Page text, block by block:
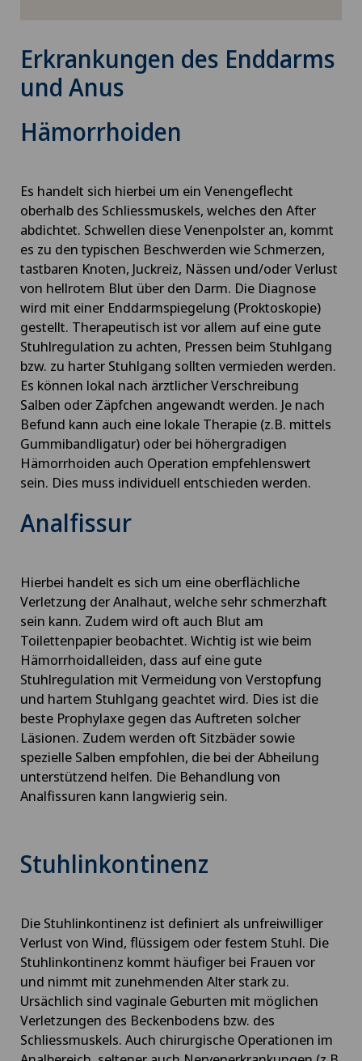
Erkrankungen des Enddarms
und Anus
Hämorrhoiden
Es handelt sich hierbei um ein Venengeflecht
oberhalb des Schliessmuskels, welches den After
abdichtet. Schwellen diese Venenpolster an, kommt
es zu den typischen Beschwerden wie Schmerzen,
tastbaren Knoten, Juckreiz, Nässen und/oder Verlust
von hellrotem Blut über den Darm. Die Diagnose
wird mit einer Enddarmspiegelung (Proktoskopie)
gestellt. Therapeutisch ist vor allem auf eine gute
Stuhlregulation zu achten, Pressen beim Stuhlgang
bzw. zu harter Stuhlgang sollten vermieden werden.
Es können lokal nach ärztlicher Verschreibung
Salben oder Zäpfchen angewandt werden. Je nach
Befund kann auch eine lokale Therapie (z.B. mittels
Gummibandligatur) oder bei höhergradigen
Hämorrhoiden auch Operation empfehlenswert
sein. Dies muss individuell entschieden werden.
Analfissur
Hierbei handelt es sich um eine oberflächliche
Verletzung der Analhaut, welche sehr schmerzhaft
sein kann. Zudem wird oft auch Blut am
Toilettenpapier beobachtet. Wichtig ist wie beim
Hämorrhoidalleiden, dass auf eine gute
Stuhlregulation mit Vermeidung von Verstopfung
und hartem Stuhlgang geachtet wird. Dies ist die
beste Prophylaxe gegen das Auftreten solcher
Läsionen. Zudem werden oft Sitzbäder sowie
spezielle Salben empfohlen, die bei der Abheilung
unterstützend helfen. Die Behandlung von
Analfissuren kann langwierig sein.
Stuhlinkontinenz
Die Stuhlinkontinenz ist definiert als unfreiwilliger
Verlust von Wind, flüssigem oder festem Stuhl. Die
Stuhlinkontinenz kommt häufiger bei Frauen vor
und nimmt mit zunehmenden Alter stark zu.
Ursächlich sind vaginale Geburten mit möglichen
Verletzungen des Beckenbodens bzw. des
Schliessmuskels. Auch chirurgische Operationen im